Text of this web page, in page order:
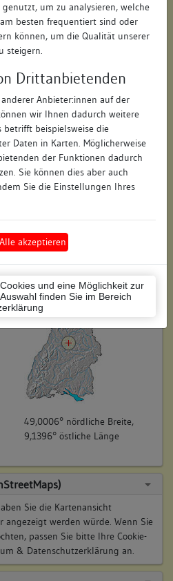
genutzt, um zu analysieren, welche
besten frequentiert sind oder
können, um die Qualität unserer
steigern.
Drittanbietenden
Anbieter:innen auf der
wir Ihnen dadurch weitere
betrifft beispielsweise die
Daten in Karten. Möglicherweise
der Funktionen dadurch
Sie können dies aber auch
Sie die Einstellungen Ihres
Alle akzeptieren
und eine Möglichkeit zur
finden Sie im Bereich
Hauptstraße
51
74354
Besigheim
Stuttgart
Ludwigsburg (Landkreis)
keine
keiner
194
49,0006° nördliche Breite,
9,1396° östliche Länge
Sie die Kartenansicht
werden würde. Wenn Sie
passen Sie bitte Ihre Cookie-
& Datenschutzerklärung an.